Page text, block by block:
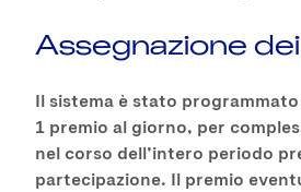
Assegnazione
Il sistema è stato
1 premio al giorno, per
nel corso dell’intero periodo
partecipazione. Il premio